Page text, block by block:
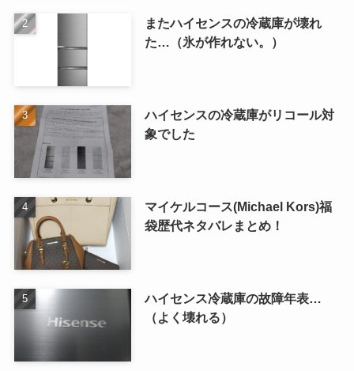
またハイセンスの冷蔵庫が壊れ
た…（氷が作れない。）
ハイセンスの冷蔵庫がリコール対
象でした
マイケルコース(Michael Kors)福
袋歴代ネタバレまとめ！
ハイセンス冷蔵庫の故障年表…
（よく壊れる）